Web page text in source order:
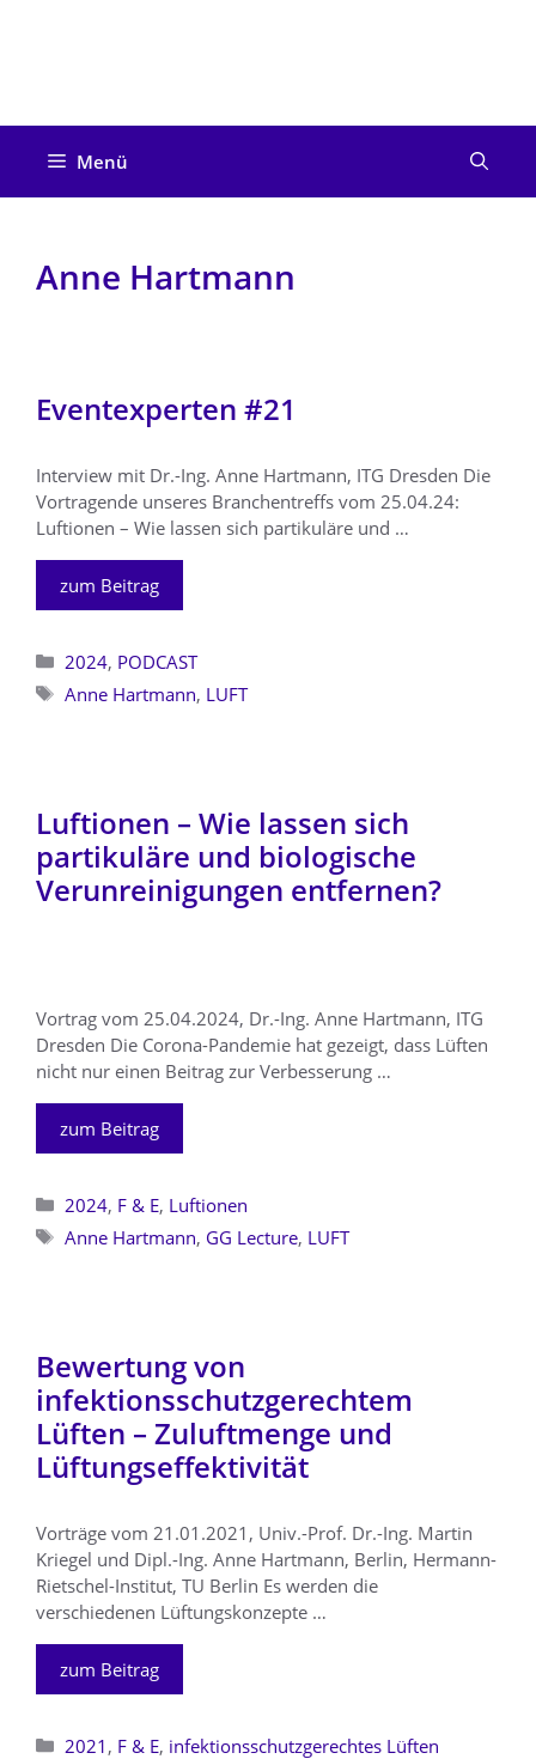
Menü
Anne Hartmann
Eventexperten #21
Interview mit Dr.-Ing. Anne Hartmann, ITG Dresden Die
Vortragende unseres Branchentreffs vom 25.04.24:
Luftionen – Wie lassen sich partikuläre und …
zum Beitrag
Kategorien
2024, PODCAST
Schlagwörter
Anne Hartmann, LUFT
Luftionen – Wie lassen sich
partikuläre und biologische
Verunreinigungen entfernen?
Vortrag vom 25.04.2024, Dr.-Ing. Anne Hartmann, ITG
Dresden Die Corona-Pandemie hat gezeigt, dass Lüften
nicht nur einen Beitrag zur Verbesserung …
zum Beitrag
Kategorien
2024, F & E, Luftionen
Schlagwörter
Anne Hartmann, GG Lecture, LUFT
Bewertung von
infektionsschutzgerechtem
Lüften – Zuluftmenge und
Lüftungseffektivität
Vorträge vom 21.01.2021, Univ.-Prof. Dr.-Ing. Martin
Kriegel und Dipl.-Ing. Anne Hartmann, Berlin, Hermann-
Rietschel-Institut, TU Berlin Es werden die
verschiedenen Lüftungskonzepte …
zum Beitrag
Kategorien
2021 , F & E, infektionsschutzgerechtes Lüften